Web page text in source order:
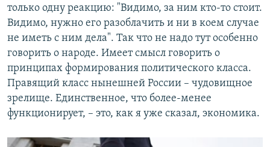
только одну реакцию: "Видимо, за ним кто-то стоит.
Видимо, нужно его разоблачить и ни в коем случае
не иметь с ним делa". Так что не надо тут особенно
говорить о народе. Имеет смысл говорить о
принципах формирования политического класса.
Правящий класс нынешней России – чудовищное
зрелище. Единственное, что более-менее
функционирует, – это, как я уже сказал, экономика.